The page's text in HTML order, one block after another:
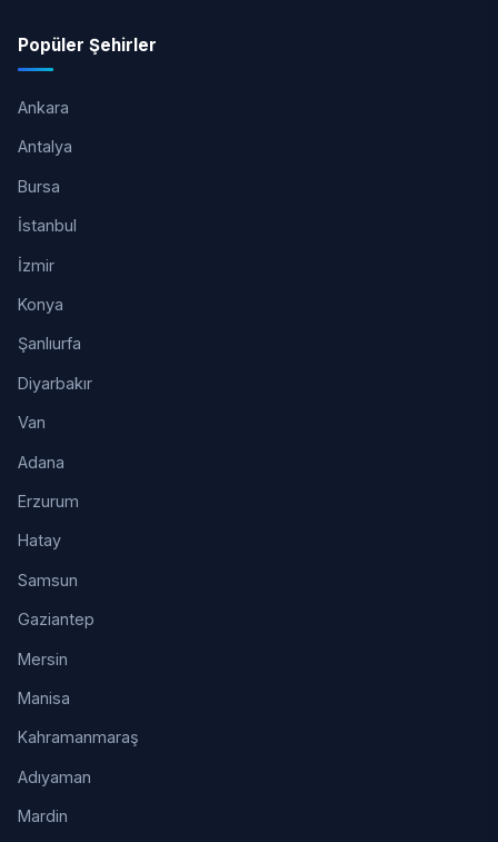
Popüler Şehirler
Ankara
Antalya
Bursa
İstanbul
İzmir
Konya
Şanlıurfa
Diyarbakır
Van
Adana
Erzurum
Hatay
Samsun
Gaziantep
Mersin
Manisa
Kahramanmaraş
Adıyaman
Mardin